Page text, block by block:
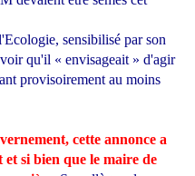
sensibilisé par son
qu'il « envisageait » d'agir
provisoirement au moins
cette annonce a
et si bien que le maire de